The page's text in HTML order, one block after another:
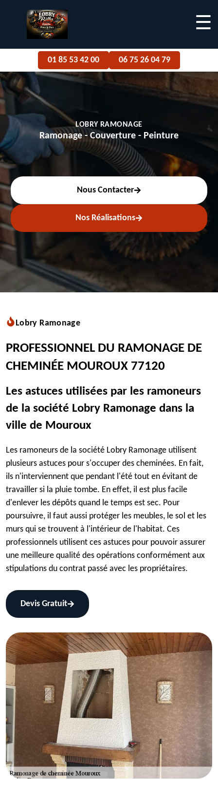
☰
01 85 53 42 00 06 75 26 04 79
LOBRY RAMONAGE
Ramonage - Couverture - Peinture
Nous Contacter
Nos Réalisations
Lobry Ramonage
PROFESSIONNEL DU RAMONAGE DE
CHEMINÉE MOUROUX 77120
Les astuces utilisées par les ramoneurs
de la société Lobry Ramonage dans la
ville de Mouroux
Les ramoneurs de la société Lobry Ramonage utilisent
plusieurs astuces pour s'occuper des cheminées. En fait,
ils n'interviennent que pendant l'été tout en évitant de
travailler si la pluie tombe. En effet, il est plus facile
d'enlever les dépôts quand le temps est sec. Pour
poursuivre, il faut aussi protéger les meubles, le sol et les
murs qui se trouvent à l'intérieur de l'habitat. Ces
professionnels utilisent ces astuces pour pouvoir assurer
une meilleure qualité des opérations conformément aux
stipulations du contrat passé avec les propriétaires.
Devis Gratuit